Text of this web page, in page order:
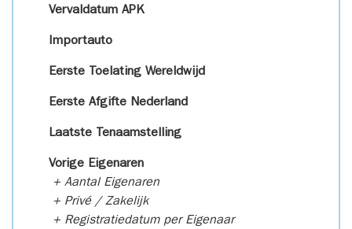
Vervaldatum APK
Importauto
Eerste Toelating Wereldwijd
Eerste Afgifte Nederland
Laatste Tenaamstelling
Vorige Eigenaren
+ Aantal Eigenaren
+ Privé / Zakelijk
+ Registratiedatum per Eigenaar